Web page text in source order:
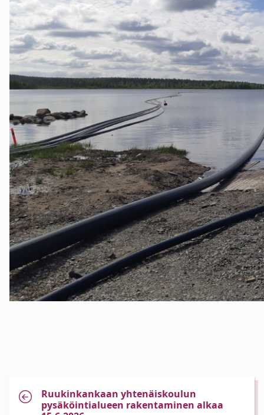
Ruukinkankaan yhtenäiskoulun
pysäköintialueen rakentaminen alkaa